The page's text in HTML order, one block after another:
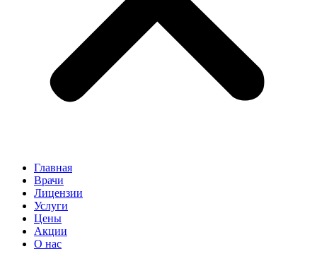
Главная
Врачи
Лицензии
Услуги
Цены
Акции
О нас